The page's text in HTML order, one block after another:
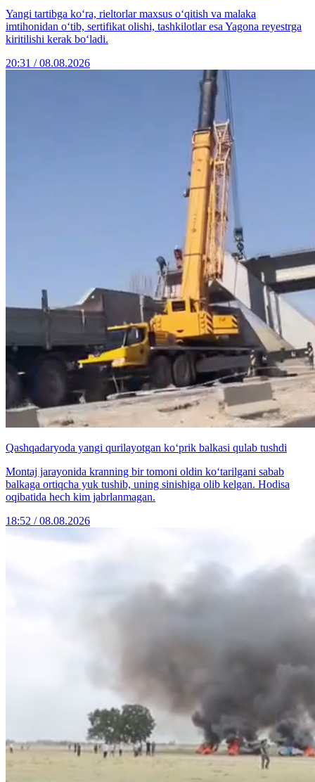
Yangi tartibga ko‘ra, rieltorlar maxsus o‘qitish va malaka
imtihonidan o‘tib, sertifikat olishi, tashkilotlar esa Yagona reyestrga
kiritilishi kerak bo‘ladi.
20:31 / 08.08.2026
Qashqadaryoda yangi qurilayotgan ko‘prik balkasi qulab tushdi
Montaj jarayonida kranning bir tomoni oldin ko‘tarilgani sabab
balkaga ortiqcha yuk tushib, uning sinishiga olib kelgan. Hodisa
oqibatida hech kim jabrlanmagan.
18:52 / 08.08.2026